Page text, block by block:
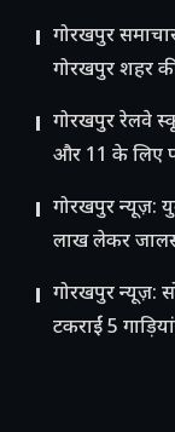
गोरखपुर
गोरखपुर शहर
गोरखपुर रेलवे
और 11 के लिए
गोरखपुर न्यूज़:
लाख लेकर
गोरखपुर न्यूज़:
टकराईं 5